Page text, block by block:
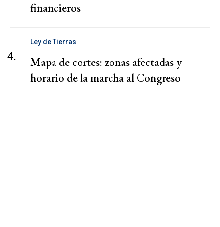
financieros
4.
Ley de Tierras
Mapa de cortes: zonas afectadas y
horario de la marcha al Congreso